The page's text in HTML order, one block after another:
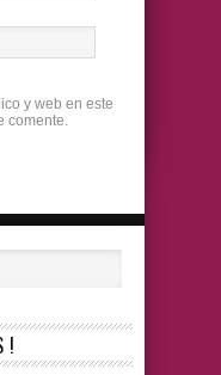
y web en este
comente.